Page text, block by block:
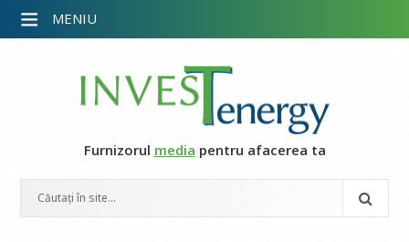
Furnizorul media pentru afacerea ta
MENIU